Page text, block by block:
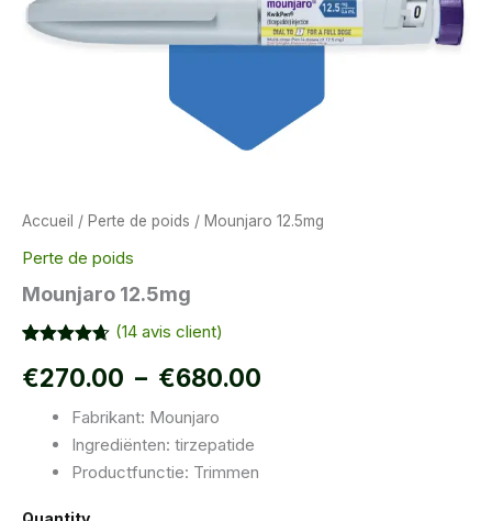
Accueil / Perte de poids / Mounjaro 12.5mg
Perte de poids
Mounjaro 12.5mg
sur 5
basé sur
client
(14 avis client)
€270.00 – €680.00
Fabrikant: Mounjaro
Ingrediënten: tirzepatide
Productfunctie: Trimmen